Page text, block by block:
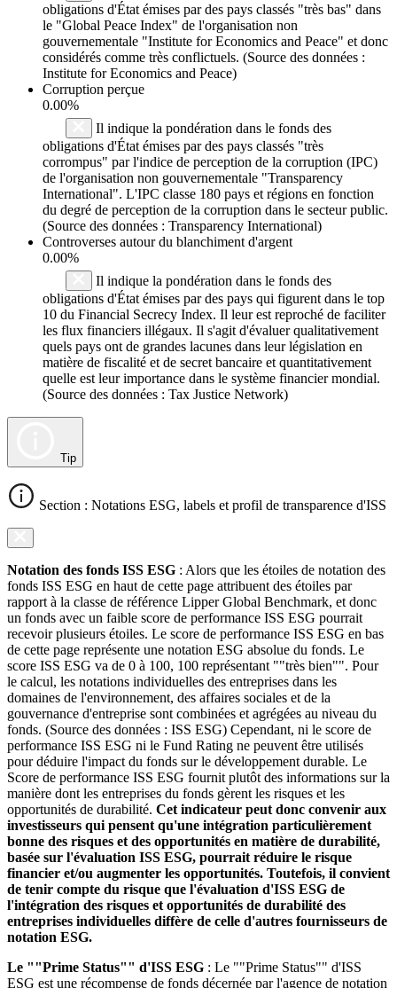
obligations d'État émises par des pays classés "très bas" dans
le "Global Peace Index" de l'organisation non
gouvernementale "Institute for Economics and Peace" et donc
considérés comme très conflictuels. (Source des données :
Institute for Economics and Peace)
Corruption perçue
0.00%
Il indique la pondération dans le fonds des
obligations d'État émises par des pays classés "très
corrompus" par l'indice de perception de la corruption (IPC)
de l'organisation non gouvernementale "Transparency
International". L'IPC classe 180 pays et régions en fonction
du degré de perception de la corruption dans le secteur public.
(Source des données : Transparency International)
Controverses autour du blanchiment d'argent
0.00%
Il indique la pondération dans le fonds des
obligations d'État émises par des pays qui figurent dans le top
10 du Financial Secrecy Index. Il leur est reproché de faciliter
les flux financiers illégaux. Il s'agit d'évaluer qualitativement
quels pays ont de grandes lacunes dans leur législation en
matière de fiscalité et de secret bancaire et quantitativement
quelle est leur importance dans le système financier mondial.
(Source des données : Tax Justice Network)
Tip
Section : Notations ESG, labels et profil de transparence d'ISS
Notation des fonds ISS ESG : Alors que les étoiles de notation des
fonds ISS ESG en haut de cette page attribuent des étoiles par
rapport à la classe de référence Lipper Global Benchmark, et donc
un fonds avec un faible score de performance ISS ESG pourrait
recevoir plusieurs étoiles. Le score de performance ISS ESG en bas
de cette page représente une notation ESG absolue du fonds. Le
score ISS ESG va de 0 à 100, 100 représentant ""très bien"". Pour
le calcul, les notations individuelles des entreprises dans les
domaines de l'environnement, des affaires sociales et de la
gouvernance d'entreprise sont combinées et agrégées au niveau du
fonds. (Source des données : ISS ESG) Cependant, ni le score de
performance ISS ESG ni le Fund Rating ne peuvent être utilisés
pour déduire l'impact du fonds sur le développement durable. Le
Score de performance ISS ESG fournit plutôt des informations sur la
manière dont les entreprises du fonds gèrent les risques et les
opportunités de durabilité. Cet indicateur peut donc convenir aux
investisseurs qui pensent qu'une intégration particulièrement
bonne des risques et des opportunités en matière de durabilité,
basée sur l'évaluation ISS ESG, pourrait réduire le risque
financier et/ou augmenter les opportunités. Toutefois, il convient
de tenir compte du risque que l'évaluation d'ISS ESG de
l'intégration des risques et opportunités de durabilité des
entreprises individuelles diffère de celle d'autres fournisseurs de
notation ESG.
Le ""Prime Status"" d'ISS ESG : Le ""Prime Status"" d'ISS
ESG est une récompense de fonds décernée par l'agence de notation